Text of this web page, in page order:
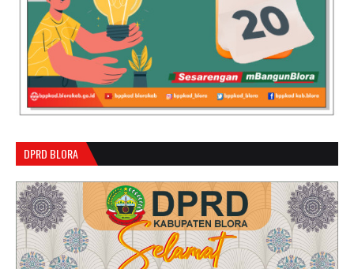
DPRD BLORA